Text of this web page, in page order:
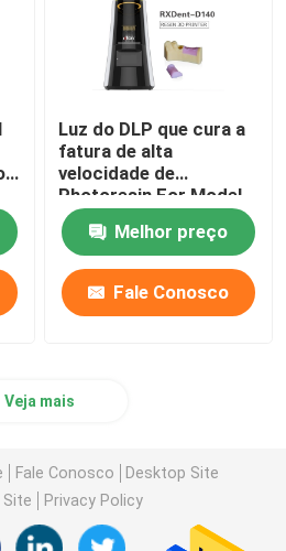
Luz do DLP que cura a
fatura de alta
velocidade de
Photoresin For Model
da impressora 3d
Melhor preço
Fale Conosco
Veja mais
Fale Conosco
Desktop Site
Site
Privacy Policy